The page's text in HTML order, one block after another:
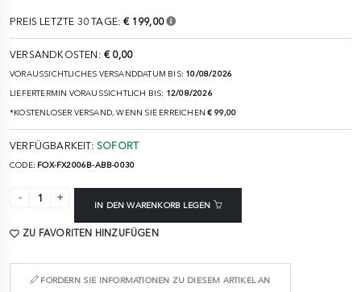
PREIS LETZTE 30 TAGE:€ 199,00
VERSANDKOSTEN: € 0,00
VORAUSSICHTLICHES VERSANDDATUM BIS: 10/08/2026
LIEFERTERMIN VORAUSSICHTLICH BIS: 12/08/2026
*KOSTENLOSER VERSAND, WENN SIE ERREICHEN€ 99,00
VERFÜGBARKEIT: SOFORT
CODE: FOX-FX2006B-ABB-0030
IN DEN WARENKORB LEGEN
ZU FAVORITEN HINZUFÜGEN
FORDERN SIE INFORMATIONEN ZU DIESEM ARTIKEL AN